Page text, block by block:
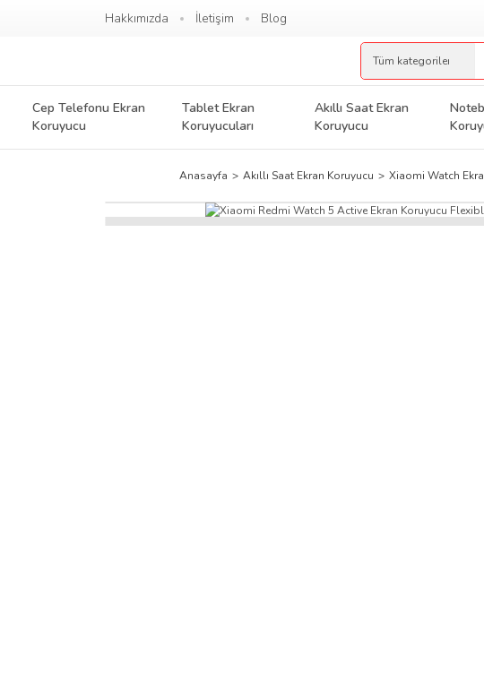
Hakkımızda İletişim Blog
Cep Telefonu Ekran
Koruyucu
Tablet Ekran
Koruyucuları
Akıllı Saat Ekran
Koruyucu
Anasayfa Akıllı Saat Ekran Koruyucu Xiaomi Watch